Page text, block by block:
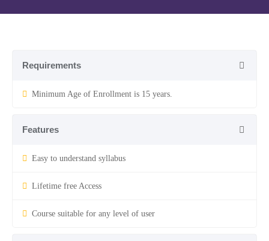
Requirements
Minimum Age of Enrollment is 15 years.
Features
Easy to understand syllabus
Lifetime free Access
Course suitable for any level of user